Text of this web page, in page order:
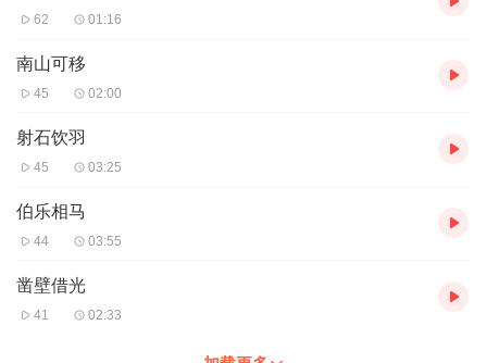
62 01:16
南山可移
45 02:00
射石饮羽
45 03:25
伯乐相马
44 03:55
凿壁借光
41 02:33